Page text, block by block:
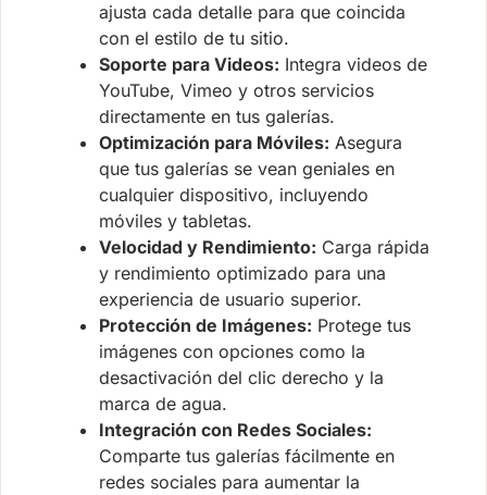
ajusta cada detalle para que coincida
con el estilo de tu sitio.
Soporte para Videos: Integra videos de
YouTube, Vimeo y otros servicios
directamente en tus galerías.
Optimización para Móviles: Asegura
que tus galerías se vean geniales en
cualquier dispositivo, incluyendo
móviles y tabletas.
Velocidad y Rendimiento: Carga rápida
y rendimiento optimizado para una
experiencia de usuario superior.
Protección de Imágenes: Protege tus
imágenes con opciones como la
desactivación del clic derecho y la
marca de agua.
Integración con Redes Sociales:
Comparte tus galerías fácilmente en
redes sociales para aumentar la